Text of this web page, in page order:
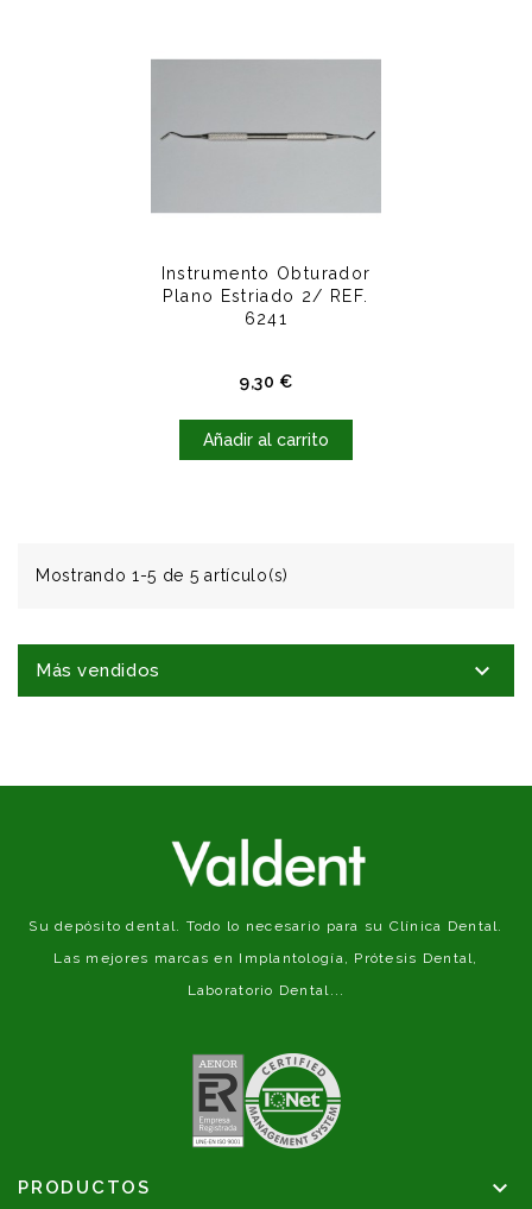
Instrumento Obturador
Plano Estriado 2/ REF.
6241
9,30 €Precio
Añadir al carrito
Mostrando 1-5 de 5 artículo(s)
Más vendidos 
Su depósito dental. Todo lo necesario para su Clínica Dental.
Las mejores marcas en Implantología, Prótesis Dental,
Laboratorio Dental...
PRODUCTOS 